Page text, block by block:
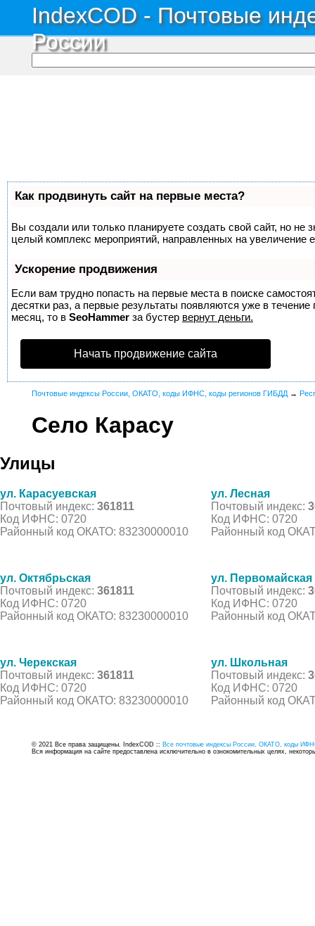
IndexCOD - Почтовые
России
Как продвинуть сайт на первые места?
Вы создали или только планируете создать свой сайт, но не
целый комплекс мероприятий, направленных на увеличение
Ускорение продвижения
Если вам трудно попасть на первые места в поиске
десятки раз, а первые результаты появляются уже в
месяц, то в SeoHammer за бустер вернут деньги.
Начать продвижение сайта
Почтовые индексы России, ОКАТО, коды ИФНС, коды регионов ГИБДД →
Село Карасу
Улицы
ул. Карасуевская
Почтовый индекс: 361811
Код ИФНС: 0720
Районный код ОКАТО: 83230000010
ул. Лесная
Почтовый индекс:
Код ИФНС: 0720
Районный код
ул. Октябрьская
Почтовый индекс: 361811
Код ИФНС: 0720
Районный код ОКАТО: 83230000010
ул. Первомайская
Почтовый индекс:
Код ИФНС: 0720
Районный код
ул. Черекская
Почтовый индекс: 361811
Код ИФНС: 0720
Районный код ОКАТО: 83230000010
ул. Школьная
Почтовый индекс:
Код ИФНС: 0720
Районный код
© 2021 Все права защищены. IndexCOD :: Все почтовые индексы России, ОКАТО, коды
Вся информация на сайте предоставлена исключительно в ознокомительных целях,